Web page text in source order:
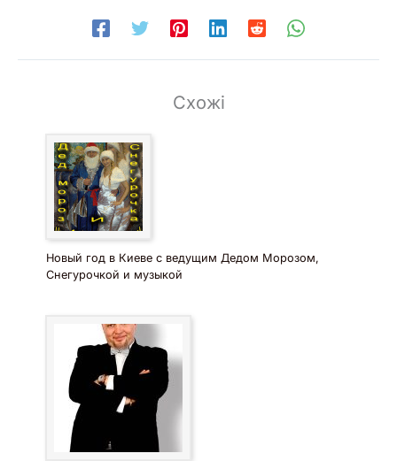
Схожі
Новый год в Киеве с ведущим Дедом Морозом,
Снегурочкой и музыкой